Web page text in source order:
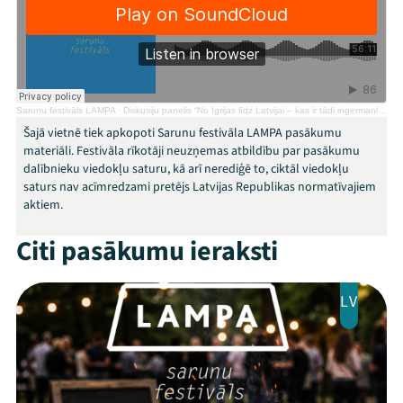
Mana programma
Festivāls
Arhīvs
Viņi bija LAMPĀ 2026
Jaunumi
Ziedo
Sarunu festivāls LAMPA · Diskusiju panelis “No Igrijas līdz Latvijai – kas ir tādi ingermanlandi?”
Šajā vietnē tiek apkopoti Sarunu festivāla LAMPA pasākumu
materiāli. Festivāla rīkotāji neuzņemas atbildību par pasākumu
dalībnieku viedokļu saturu, kā arī nerediģē to, ciktāl viedokļu
saturs nav acīmredzami pretējs Latvijas Republikas normatīvajiem
aktiem.
Citi pasākumu ieraksti
LV